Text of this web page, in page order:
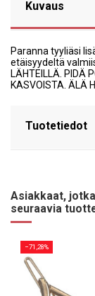
Kuvaus
Paranna tyyliäsi
etäisyydeltä
LÄHTEILLÄ. PIDÄ
KASVOISTA. ÄLÄ
Tuotetiedot
Asiakkaat,
seuraavia
−71,28%